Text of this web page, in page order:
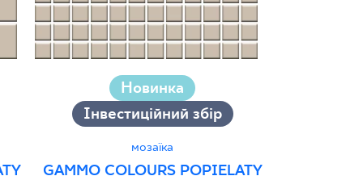
Новинка
Інвестиційний збір
мозаїка
GAMMO COLOURS POPIELATY